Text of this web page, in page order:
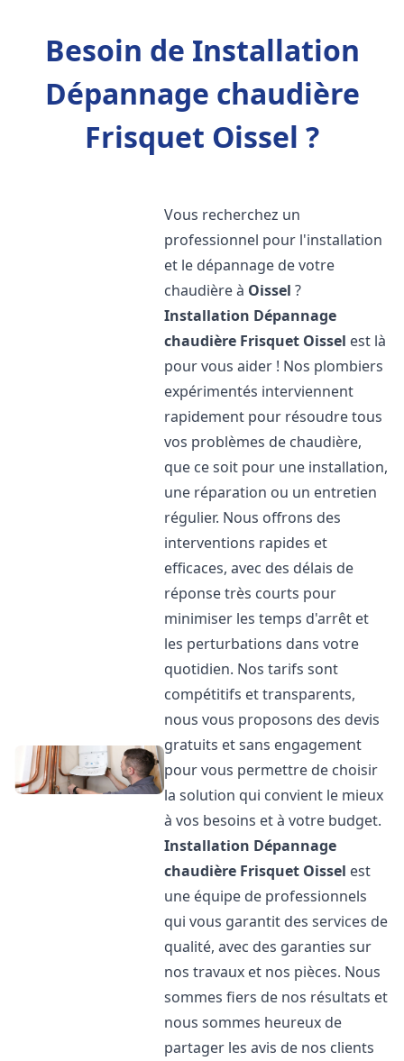
Besoin de Installation
Dépannage chaudière
Frisquet Oissel ?
Vous recherchez un
professionnel pour l'installation
et le dépannage de votre
chaudière à Oissel ?
Installation Dépannage
chaudière Frisquet Oissel est là
pour vous aider ! Nos plombiers
expérimentés interviennent
rapidement pour résoudre tous
vos problèmes de chaudière,
que ce soit pour une installation,
une réparation ou un entretien
régulier. Nous offrons des
interventions rapides et
efficaces, avec des délais de
réponse très courts pour
minimiser les temps d'arrêt et
les perturbations dans votre
quotidien. Nos tarifs sont
compétitifs et transparents,
nous vous proposons des devis
gratuits et sans engagement
pour vous permettre de choisir
la solution qui convient le mieux
à vos besoins et à votre budget.
Installation Dépannage
chaudière Frisquet Oissel est
une équipe de professionnels
qui vous garantit des services de
qualité, avec des garanties sur
nos travaux et nos pièces. Nous
sommes fiers de nos résultats et
nous sommes heureux de
partager les avis de nos clients